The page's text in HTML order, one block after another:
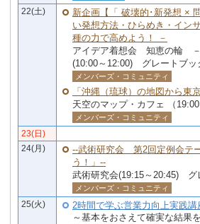
22(土)
新企画【「 破壊的･新発想 ×
い発想方法・ひらめき・イン
種の力で高めよう！ －
アイデア着想会 知恵の輪 －
(10:00～12:00) グレートブッ
メンバーズ・コミュニティ
「沖縄（琉球）の地図から東
天空のマップ・カフェ （
メンバーズ・コミュニティ
23(日)
24(月)
--武術研究会 第2回定例会テ
う！」--
武術研究会(19:15～20:45) グ
メンバーズ・コミュニティ
25(火)
2時間で学ぶ営業力向上実践講
～基本をおさえて確実な結果